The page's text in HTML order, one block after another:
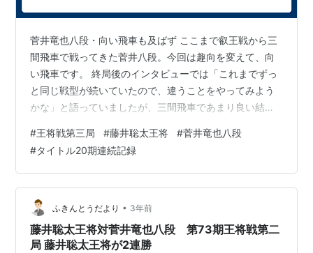
菅井竜也八段・向い飛車も及ばず ここまで叡王戦から三
間飛車で戦ってきた菅井八段。今回は趣向を変えて、向
い飛車です。 終局後のインタビューでは「これまでずっ
と同じ戦型が続いていたので、違うことをやってみよう
かな」と語っていましたが、三間飛車であまり良い結果
していなかった形 一方の藤井聡太王将は「序盤はあまり
想定していなかった形になり、一手一手難しい展開でし
た」と、向い飛車はあまり想定していなかった模様で
す。 村）王将戦第3局が島根県大田市で指され、藤井聡
太王将が挑戦者の菅井竜也八段に94手で勝ちました。菅
井八段、美濃囲いはまだ健在ではあるものの…
#王将戦第三局 #藤井聡太王将 #菅井竜也八段
#タイトル20期連続記録
ふきんとうだより • 3年前
藤井聡太王将対菅井竜也八段 第73期王将戦第二
局 藤井聡太王将が2連勝